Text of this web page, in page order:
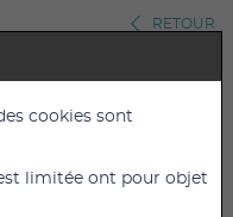
RETOUR
twinkle
cookies sont
limitée ont pour objet